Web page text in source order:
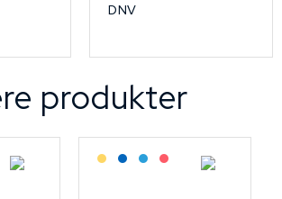
DNV
produkter
Kabel Lagerført: Grossist
Lagerført: NEK Kabel
Bestilling: 2-3 uker
På forespørsel